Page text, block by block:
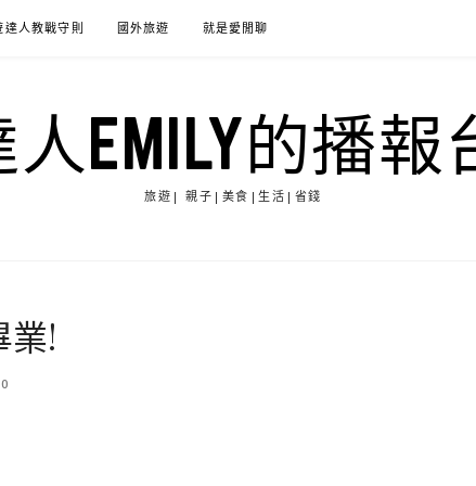
達人教戰守則 國外旅遊 就是愛閒聊
人EMILY的播報
旅遊| 親子|美食|生活|省錢
業!
0